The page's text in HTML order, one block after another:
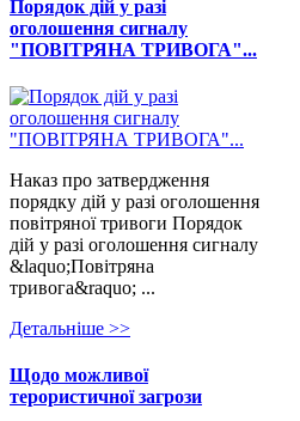
Порядок дій у разі
оголошення сигналу
"ПОВІТРЯНА ТРИВОГА"...
Наказ про затвердження
порядку дій у разі оголошення
повітряної тривоги Порядок
дій у разі оголошення сигналу
&laquo;Повітряна
тривога&raquo; ...
Детальнiше >>
Щодо можливої
терористичної загрози